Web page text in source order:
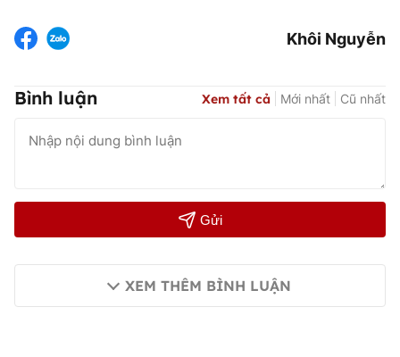
Khôi Nguyễn
Bình luận Xem tất cả Mới nhất Cũ nhất
Gửi
XEM THÊM BÌNH LUẬN